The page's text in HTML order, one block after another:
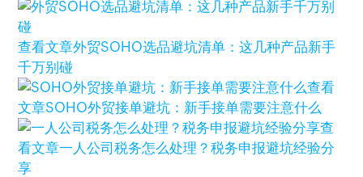
查看文章外贸SOHO选品避坑清单：这几种产品新手
千万别碰
查看
文章SOHO外贸接单避坑：新手接单需要注意什么
查
看文章一人公司税务怎么处理？税务申报避坑经验分
享